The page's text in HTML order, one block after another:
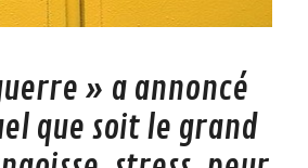
» a annoncé
que soit le grand